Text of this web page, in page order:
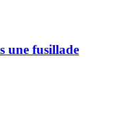
une fusillade